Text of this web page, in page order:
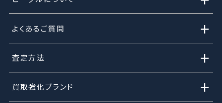
よくあるご質問 +
査定方法 +
買取強化ブランド +